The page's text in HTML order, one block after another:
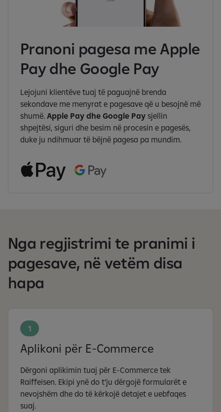
Pranoni pagesa me Apple
Pay dhe Google Pay
Lejojuni klientëve tuaj të paguajnë brenda
sekondave me menyrat e pagesave që u besojnë më
shumë. Apple Pay dhe Google Pay sjellin
shpejtësi, siguri dhe besim në procesin e pagesës,
duke ju ndihmuar të bëjnë pagesa pa mundim.
Nga regjistrimi te pranimi i
pagesave, në vetëm disa
hapa
1
Aplikoni për E-Commerce
Dërgoni aplikimin tuaj për E-Commerce tek
Raiffeisen. Ekipi ynë do t’ju dërgojë formularët e
nevojshëm dhe do të kërkojë detajet e uebfaqes
suaj.